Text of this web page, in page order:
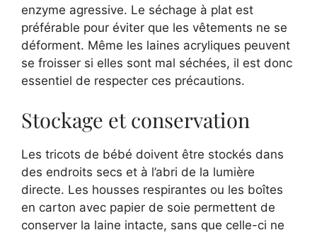
enzyme agressive. Le séchage à plat est
préférable pour éviter que les vêtements ne se
déforment. Même les laines acryliques peuvent
se froisser si elles sont mal séchées, il est donc
essentiel de respecter ces précautions.
Stockage et conservation
Les tricots de bébé doivent être stockés dans
des endroits secs et à l’abri de la lumière
directe. Les housses respirantes ou les boîtes
en carton avec papier de soie permettent de
conserver la laine intacte, sans que celle-ci ne